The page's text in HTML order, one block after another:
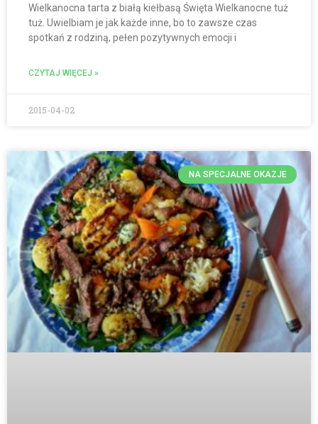
Wielkanocna tarta z białą kiełbasą Święta Wielkanocne tuż
tuż. Uwielbiam je jak każde inne, bo to zawsze czas
spotkań z rodziną, pełen pozytywnych emocji i
CZYTAJ WIĘCEJ »
2015-04-02
NA SPECJALNE OKAZJE